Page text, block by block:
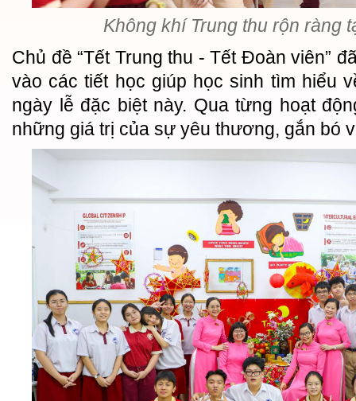
Không khí Trung thu rộn ràng
Chủ đề “Tết Trung thu - Tết Đoàn viên”
vào các tiết học giúp học sinh tìm hiểu
ngày lễ đặc biệt này. Qua từng hoạt
những giá trị của sự yêu thương, gắn bó